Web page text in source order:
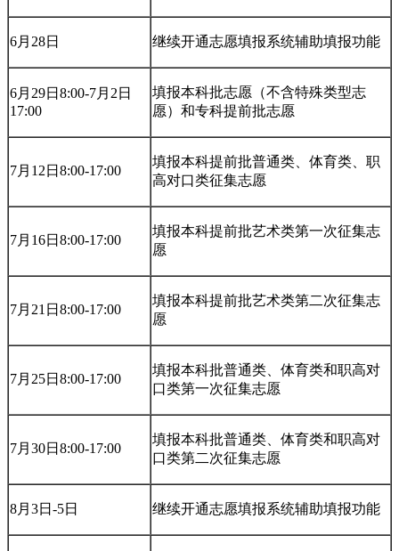
6月28日 继续开通志愿填报系统辅助填报功能
6月29日8:00-7月2日
17:00
填报本科批志愿（不含特殊类型志
愿）和专科提前批志愿
7月12日8:00-17:00
填报本科提前批普通类、体育类、职
高对口类征集志愿
7月16日8:00-17:00
填报本科提前批艺术类第一次征集志
愿
7月21日8:00-17:00
填报本科提前批艺术类第二次征集志
愿
7月25日8:00-17:00
填报本科批普通类、体育类和职高对
口类第一次征集志愿
7月30日8:00-17:00
填报本科批普通类、体育类和职高对
口类第二次征集志愿
8月3日-5日 继续开通志愿填报系统辅助填报功能